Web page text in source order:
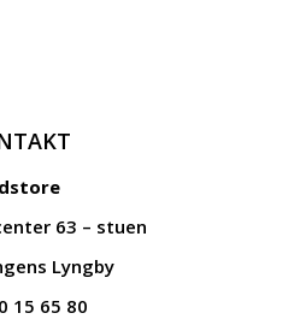
63 – stuen
Lyngby
15 65 80